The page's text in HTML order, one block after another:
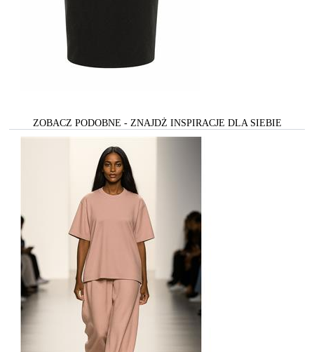
ZOBACZ PODOBNE - ZNAJDŻ INSPIRACJE DLA SIEBIE